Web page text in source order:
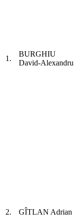
1.
BURGHIU
David-Alexandru
2. GÎTLAN Adrian